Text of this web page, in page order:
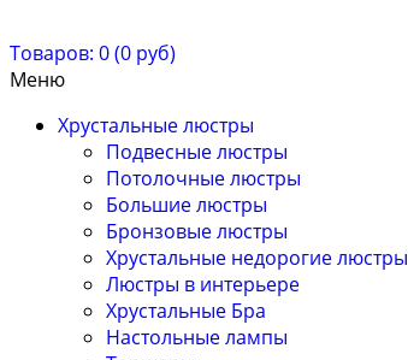
Товаров: 0 (0 руб)
Меню
Хрустальные люстры
Подвесные люстры
Потолочные люстры
Большие люстры
Бронзовые люстры
Хрустальные недорогие люстры
Люстры в интерьере
Хрустальные Бра
Настольные лампы